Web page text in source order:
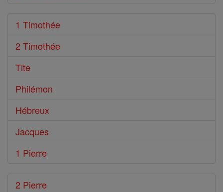
1 Timothée
2 Timothée
Tite
Philémon
Hébreux
Jacques
1 Pierre
2 Pierre